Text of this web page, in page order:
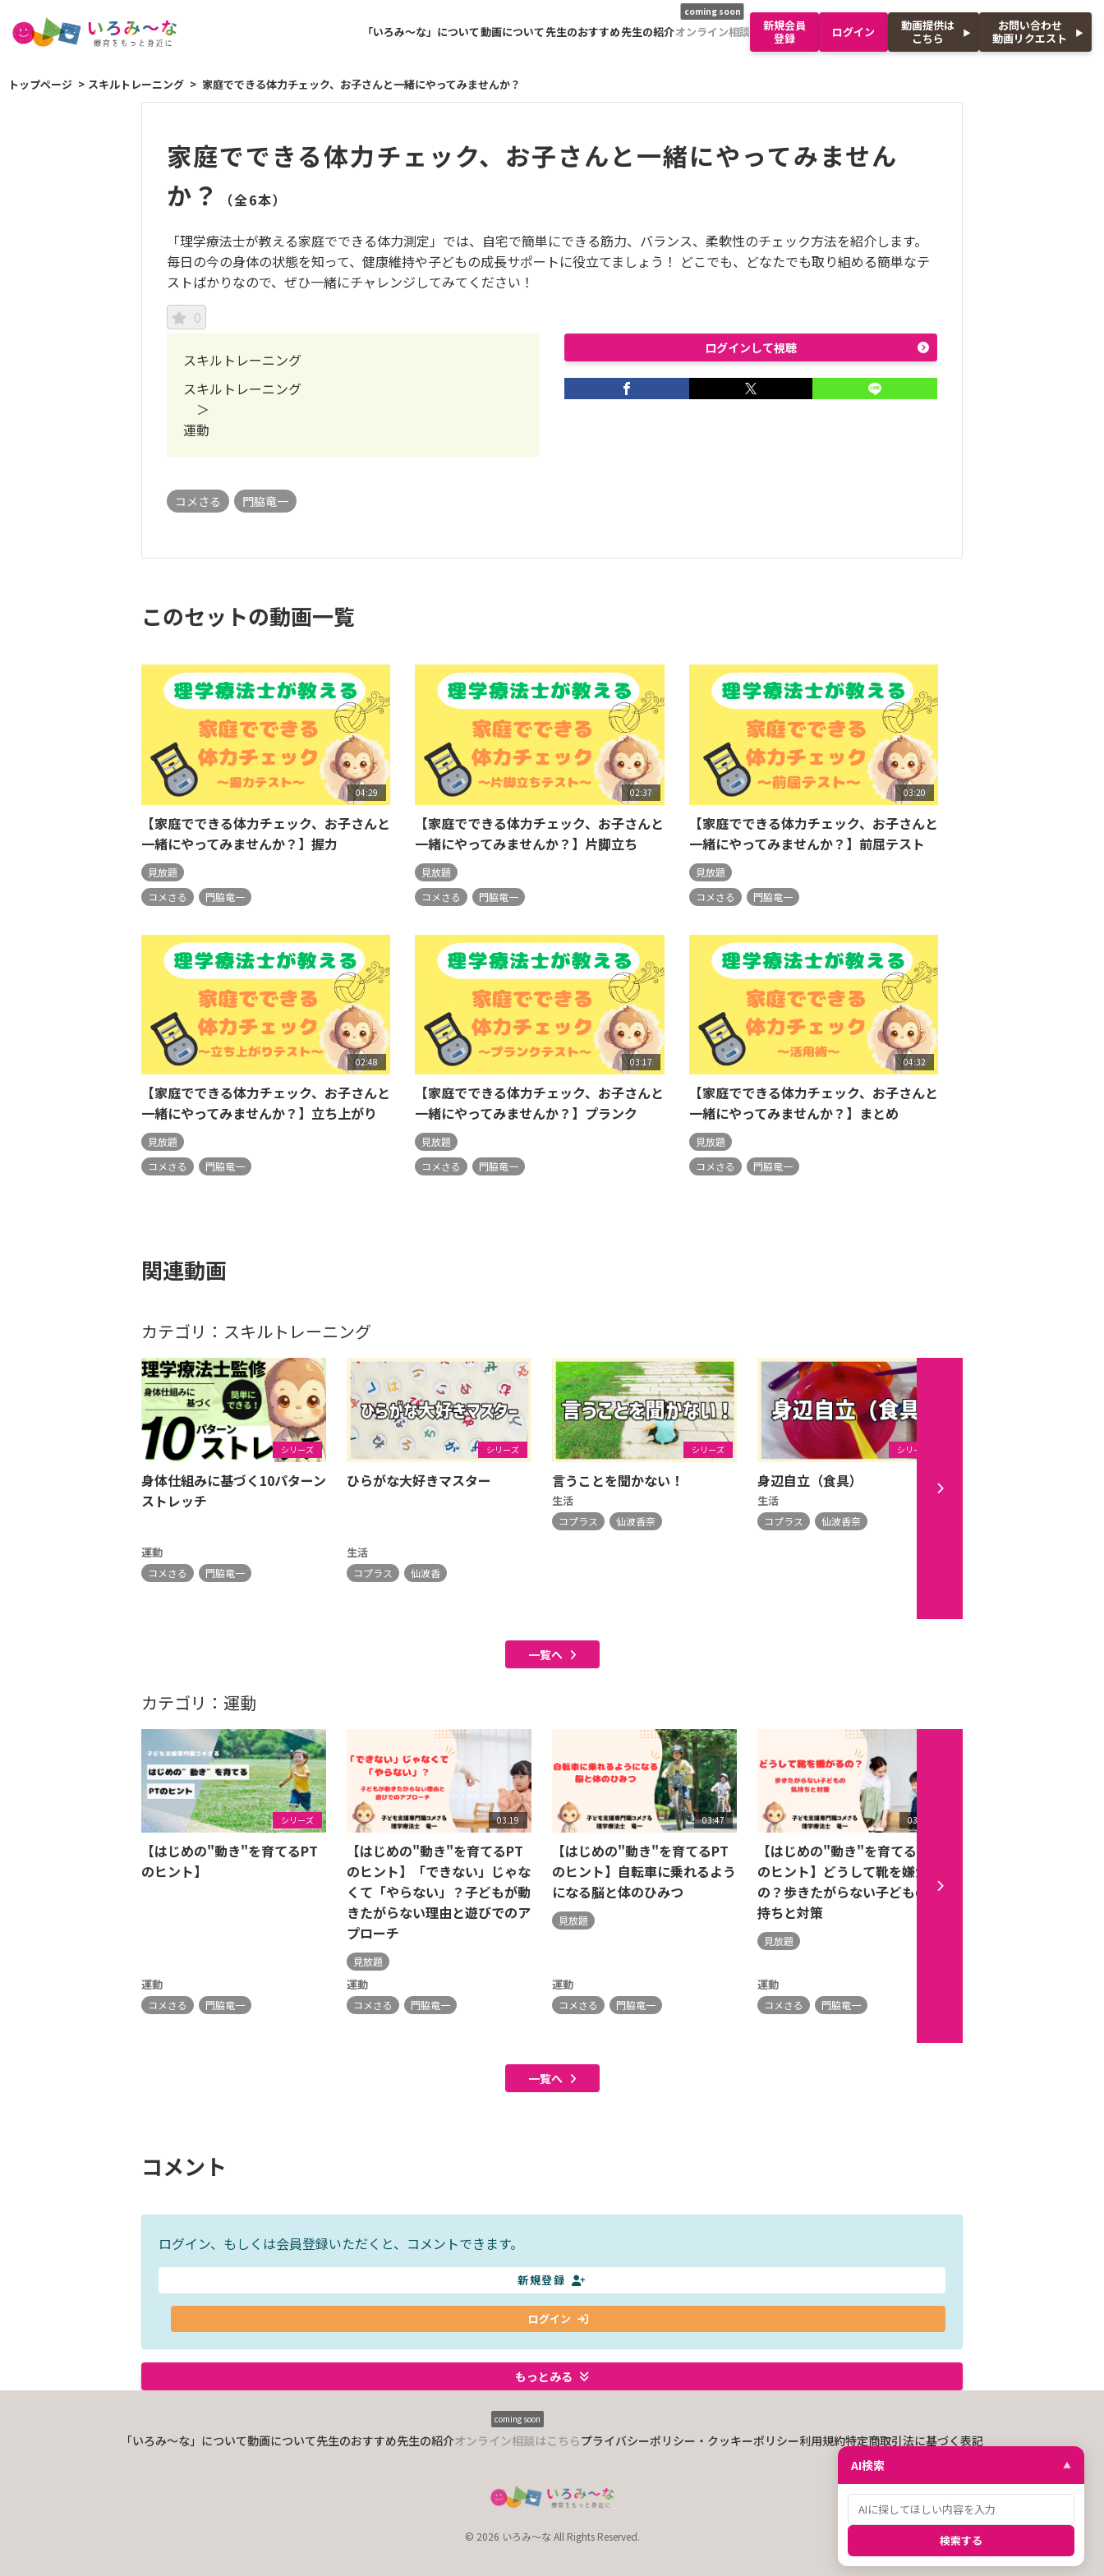
「いろみ〜な」について動画について先生のおすすめ先生の紹介オンライン相談
coming soon
新規会員
登録
ログイン
動画提供は
こちら
お問い合わせ
動画リクエスト
トップページ スキルトレーニング 家庭でできる体力チェック、お子さんと一緒にやってみませんか？
家庭でできる体力チェック、お子さんと一緒にやってみません
か？
（全6本）
「理学療法士が教える家庭でできる体力測定」では、自宅で簡単にできる筋力、バランス、柔軟性のチェック方法を紹介します。
毎日の今の身体の状態を知って、健康維持や子どもの成長サポートに役立てましょう！ どこでも、どなたでも取り組める簡単なテ
ストばかりなので、ぜひ一緒にチャレンジしてみてください！
0
スキルトレーニング
スキルトレーニング
＞
運動
コメさる 門脇竜一
ログインして視聴
このセットの動画一覧
04:29
【家庭でできる体力チェック、お子さんと
一緒にやってみませんか？】握力
見放題
コメさる
門脇竜一
02:37
【家庭でできる体力チェック、お子さんと
一緒にやってみませんか？】片脚立ち
見放題
コメさる
門脇竜一
03:20
【家庭でできる体力チェック、お子さんと
一緒にやってみませんか？】前屈テスト
見放題
コメさる
門脇竜一
02:48
【家庭でできる体力チェック、お子さんと
一緒にやってみませんか？】立ち上がり
見放題
コメさる
門脇竜一
03:17
【家庭でできる体力チェック、お子さんと
一緒にやってみませんか？】プランク
見放題
コメさる
門脇竜一
04:32
【家庭でできる体力チェック、お子さんと
一緒にやってみませんか？】まとめ
見放題
コメさる
門脇竜一
関連動画
カテゴリ：スキルトレーニング
シリーズ
身体仕組みに基づく10パターン
ストレッチ
運動
コメさる 門脇竜一
シリーズ
ひらがな大好きマスター
生活
コプラス 仙波香
シリーズ
言うことを聞かない！
生活
コプラス 仙波香奈
シリーズ
身辺自立（食具）
生活
コプラス 仙波香奈
一覧へ
カテゴリ：運動
シリーズ
【はじめの"動き"を育てるPT
のヒント】
運動
コメさる 門脇竜一
03:19
【はじめの"動き"を育てるPT
のヒント】「できない」じゃな
くて「やらない」？子どもが動
きたがらない理由と遊びでのア
プローチ
見放題
運動
コメさる 門脇竜一
03:47
【はじめの"動き"を育てるPT
のヒント】自転車に乗れるよう
になる脳と体のひみつ
見放題
運動
コメさる 門脇竜一
03:57
【はじめの"動き"を育てるPT
のヒント】どうして靴を嫌がる
の？歩きたがらない子どもの気
持ちと対策
見放題
運動
コメさる 門脇竜一
一覧へ
コメント
ログイン、もしくは会員登録いただくと、コメントできます。
新規登録
ログイン
もっとみる
「いろみ〜な」について動画について先生のおすすめ先生の紹介オンライン相談はこちら
coming soon
プライバシーポリシー・クッキーポリシー利用規約特定商取引法に基づく表記
© 2026 いろみ～な All Rights Reserved.
AI検索 ▲
検索する